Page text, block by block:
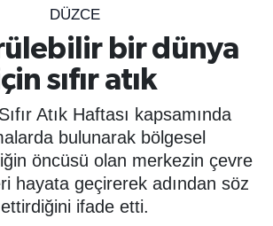
DÜZCE
bir dünya
sıfır atık
Atık Haftası kapsamında
bulunarak bölgesel
öncüsü olan merkezin çevre
hayata geçirerek adından söz
ettirdiğini ifade etti.